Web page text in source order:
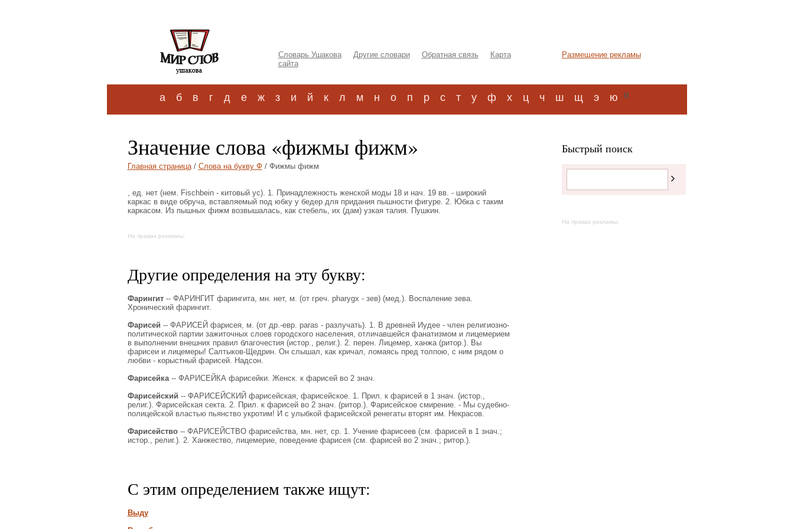
Словарь Ушакова Другие словари Обратная связь
Карта
сайта
Размещение рекламы
а б в г д е ж з и й к л м н о п р с т у ф х ц ч ш щ э ю я
Значение слова «фижмы фижм»
Главная страница/ Слова на букву Ф/ Фижмы фижм
, ед. нет (нем. Fischbein - китовый ус). 1. Принадлежность женской моды 18 и нач. 19 вв. - широкий
каркас в виде обруча, вставляемый под юбку у бедер для придания пышности фигуре. 2. Юбка с таким
каркасом. Из пышных фижм возвышалась, как стебель, их (дам) узкая талия. Пушкин.
На правах рекламы:
Другие определения на эту букву:
Фарингит-- ФАРИНГИТ фарингита, мн. нет, м. (от греч. pharygx - зев) (мед.). Воспаление зева.
Хронический фарингит.
Фарисей -- ФАРИСЕЙ фарисея, м. (от др.-евр. paras - разлучать). 1. В древней Иудее - член религиозно-
политической партии зажиточных слоев городского населения, отличавшейся фанатизмом и лицемерием
в выполнении внешних правил благочестия (истор., религ.). 2. перен. Лицемер, ханжа (ритор.). Вы
фарисеи и лицемеры! Салтыков-Щедрин. Он слышал, как кричал, ломаясь пред толпою, с ним рядом о
любви - корыстный фарисей. Надсон.
Фарисейка-- ФАРИСЕЙКА фарисейки. Женск. к фарисей во 2 знач.
Фарисейский -- ФАРИСЕЙСКИЙ фарисейская, фарисейское. 1. Прил. к фарисей в 1 знач. (истор.,
религ.). Фарисейская секта. 2. Прил. к фарисей во 2 знач. (ритор.). Фарисейское смирение. - Мы судебно-
полицейской властью пьянство укротим! И с улыбкой фарисейской ренегаты вторят им. Некрасов.
Фарисейство-- ФАРИСЕЙСТВО фарисейства, мн. нет, ср. 1. Учение фарисеев (см. фарисей в 1 знач.;
истор., религ.). 2. Ханжество, лицемерие, поведение фарисея (см. фарисей во 2 знач.; ритор.).
С этим определением также ищут:
Выду
Быстрый поиск
На правах рекламы: